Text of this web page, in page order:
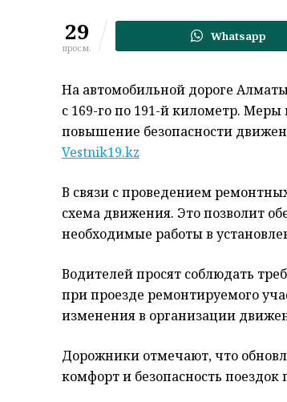
29
просм.
Whatsapp
На автомобильной дороге
с 169-го по 191-й километр.
повышение безопасности
Vestnik19.kz
В связи с проведением
схема движения. Это позволит
необходимые работы в
Водителей просят соблюдать
при проезде ремонтируемого
изменения в организации
Дорожники отмечают, что
комфорт и безопасность